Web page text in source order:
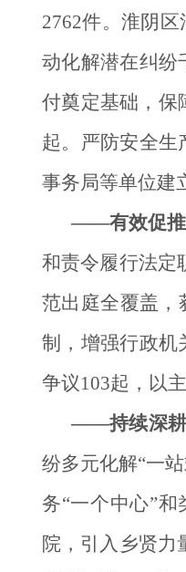
2762件。淮阴
动化解潜在纠纷
付奠定基础，保
起。严防安全生
事务局等单位建
——有效促推
和责令履行法定
范出庭全覆盖，
制，增强行政机
争议103起，以
——持续深耕
纷多元化解“一
务“一个中心”
院，引入乡贤力